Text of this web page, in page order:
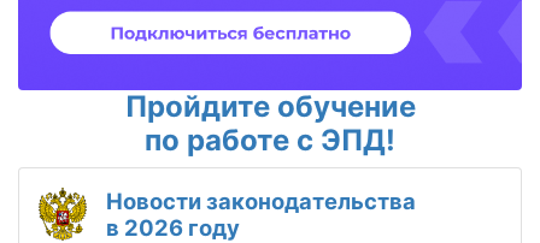
Пройдите обучение
по работе с ЭПД!
Новости законодательства
в 2026 году